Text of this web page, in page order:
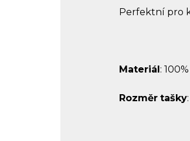
Perfektní pro
Materiál :
Rozměr tašky